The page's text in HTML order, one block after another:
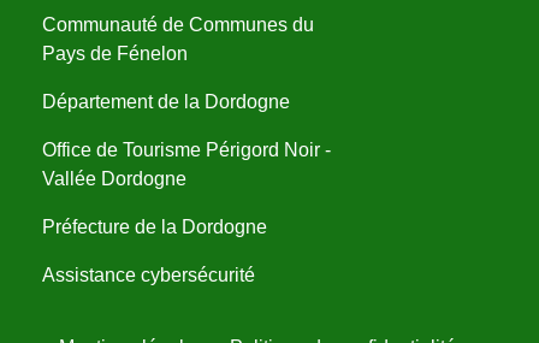
Communauté de Communes du
Pays de Fénelon
Département de la Dordogne
Office de Tourisme Périgord Noir -
Vallée Dordogne
Préfecture de la Dordogne
Assistance cybersécurité